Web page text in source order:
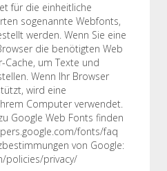
für die einheitliche
sogenannte Webfonts,
werden. Wenn Sie eine
die benötigten Web
Cache, um Texte und
Wenn Ihr Browser
wird eine
Computer verwendet.
Google Web Fonts finden
fonts/faq
von Google:
policies/privacy/